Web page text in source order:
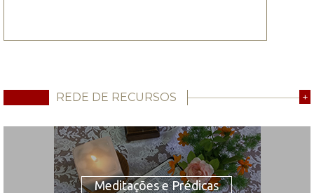
REDE DE RECURSOS +
Meditações e Prédicas